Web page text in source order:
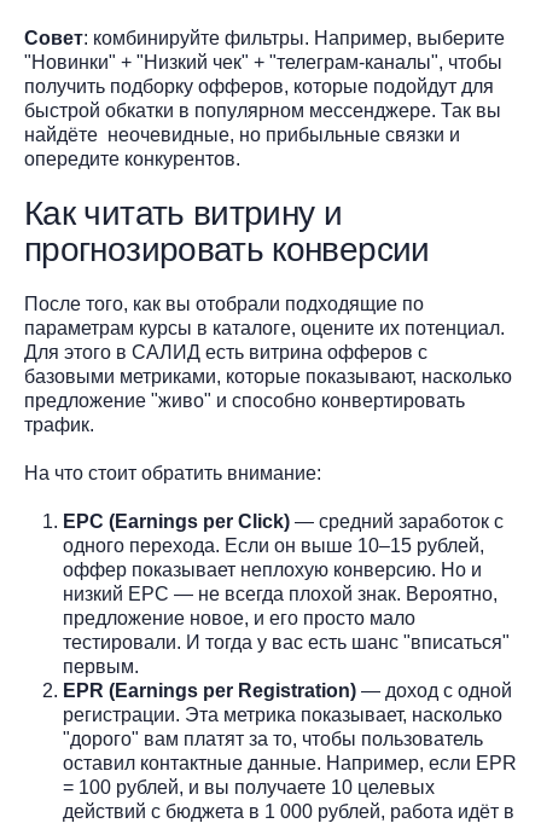
Совет: комбинируйте фильтры. Например, выберите
"Новинки" + "Низкий чек" + "телеграм-каналы", чтобы
получить подборку офферов, которые подойдут для
быстрой обкатки в популярном мессенджере. Так вы
найдёте неочевидные, но прибыльные связки и
опередите конкурентов.
Как читать витрину и
прогнозировать конверсии
После того, как вы отобрали подходящие по
параметрам курсы в каталоге, оцените их потенциал.
Для этого в САЛИД есть витрина офферов с
базовыми метриками, которые показывают, насколько
предложение "живо" и способно конвертировать
трафик.
На что стоит обратить внимание:
EPC (Earnings per Click) — средний заработок с
одного перехода. Если он выше 10–15 рублей,
оффер показывает неплохую конверсию. Но и
низкий EPC — не всегда плохой знак. Вероятно,
предложение новое, и его просто мало
тестировали. И тогда у вас есть шанс "вписаться"
первым.
EPR (Earnings per Registration) — доход с одной
регистрации. Эта метрика показывает, насколько
"дорого" вам платят за то, чтобы пользователь
оставил контактные данные. Например, если EPR
= 100 рублей, и вы получаете 10 целевых
действий с бюджета в 1 000 рублей, работа идёт в